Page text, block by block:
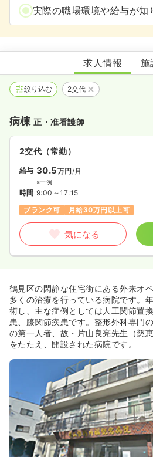
実際の職場環境や給与が知
片山整形外科記
求人情報 施
絞り込む 2交代
病棟正・准看護師
2交代（常勤）
給与 30.5万円/月
※一例
時間 9:00～17:15
ブランク可
月給30万円以上可
気になる
鶴見区の閑静な住宅街にある外来オ
多くの治療を行っている病院です。
術し、主な症例としては人工関節置
患、膝関節疾患です。整形外科専門
の第一人者、故・片山良亮先生（慈
をたたえ、開設された病院です。